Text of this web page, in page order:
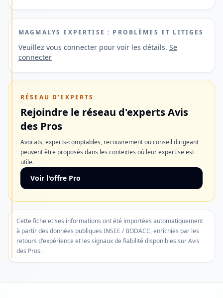
MAGMALYS EXPERTISE : PROBLÈMES ET LITIGES
Veuillez vous connecter pour voir les détails. Se
connecter
RÉSEAU D'EXPERTS
Rejoindre le réseau d'experts Avis
des Pros
Avocats, experts-comptables, recouvrement ou conseil dirigeant
peuvent être proposés dans les contextes où leur expertise est
utile.
Voir l'offre Pro
Cette fiche et ses informations ont été importées automatiquement
à partir des données publiques INSEE / BODACC, enrichies par les
retours d'expérience et les signaux de fiabilité disponibles sur Avis
des Pros.
et
découvrez
les
meilleurs
outils
votre
activité.
Recevoir
les
Alertes
Ne
plus
afficher